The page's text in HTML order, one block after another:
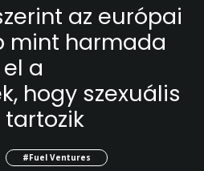
az európai
mint harmada
a
hogy szexuális
#Fuel Ventures